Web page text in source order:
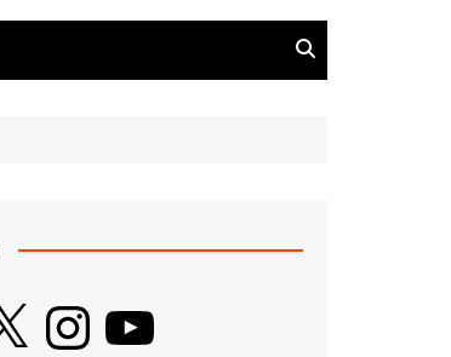
InstagramYouTube